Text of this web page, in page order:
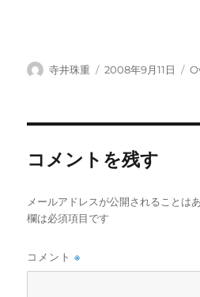
投
寺井珠重
投
2008年9月11日
カ
コメントを残す
メールアドレスが公開されることは
欄は必須項目です
コメント※